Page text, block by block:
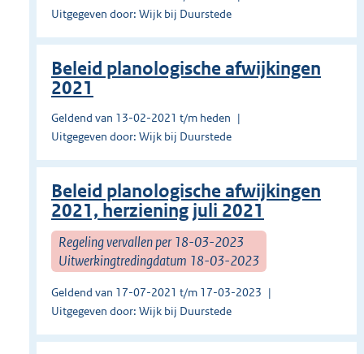
Uitgegeven door: Wijk bij Duurstede
Beleid planologische afwijkingen
2021
Geldend van 13-02-2021 t/m heden
Uitgegeven door: Wijk bij Duurstede
Beleid planologische afwijkingen
2021, herziening juli 2021
Regeling vervallen per 18-03-2023
Uitwerkingtredingdatum 18-03-2023
Geldend van 17-07-2021 t/m 17-03-2023
Uitgegeven door: Wijk bij Duurstede